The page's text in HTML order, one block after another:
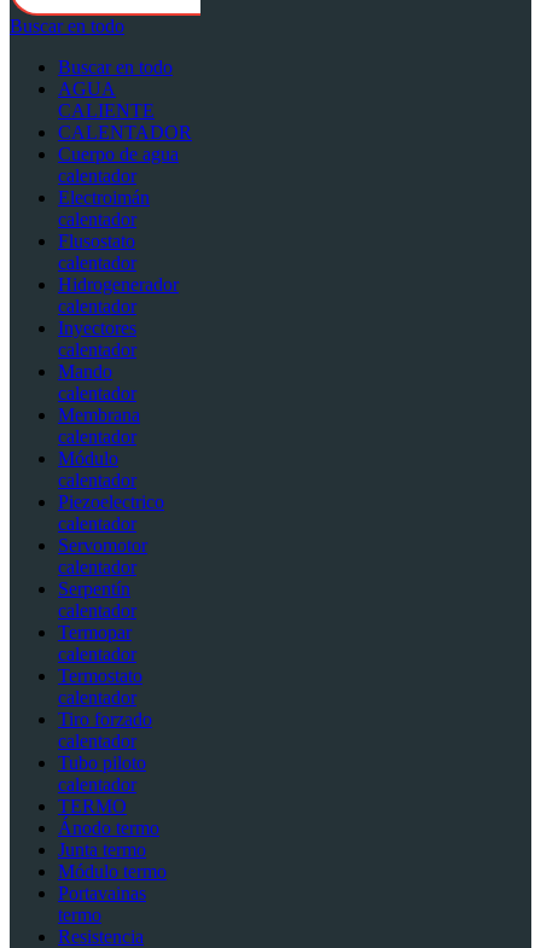
Buscar en todo
Buscar en todo
AGUA
CALIENTE
CALENTADOR
Cuerpo de agua
calentador
Electroimán
calentador
Flusostato
calentador
Hidrogenerador
calentador
Inyectores
calentador
Mando
calentador
Membrana
calentador
Módulo
calentador
Piezoelectrico
calentador
Servomotor
calentador
Serpentín
calentador
Termopar
calentador
Termostato
calentador
Tiro forzado
calentador
Tubo piloto
calentador
TERMO
Ánodo termo
Junta termo
Módulo termo
Portavainas
termo
Resistencia